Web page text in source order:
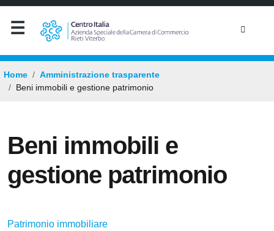
Home
Amministrazione trasparente
Beni immobili e gestione patrimonio
Beni immobili e
gestione patrimonio
Patrimonio immobiliare